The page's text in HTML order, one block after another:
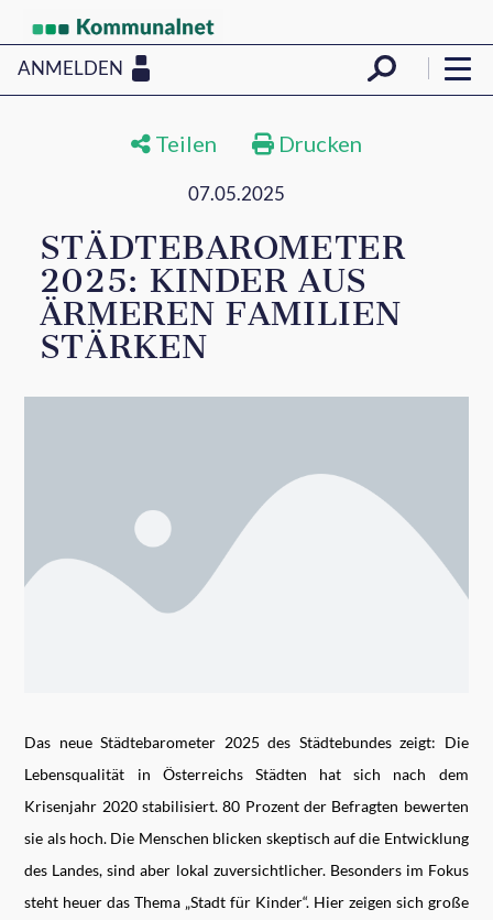
ANMELDEN
Teilen Drucken
07.05.2025
STÄDTEBAROMETER
2025: KINDER AUS
ÄRMEREN FAMILIEN
STÄRKEN
Das neue Städtebarometer 2025 des Städtebundes zeigt: Die
Lebensqualität in Österreichs Städten hat sich nach dem
Krisenjahr 2020 stabilisiert. 80 Prozent der Befragten bewerten
sie als hoch. Die Menschen blicken skeptisch auf die Entwicklung
des Landes, sind aber lokal zuversichtlicher. Besonders im Fokus
steht heuer das Thema „Stadt für Kinder“. Hier zeigen sich große